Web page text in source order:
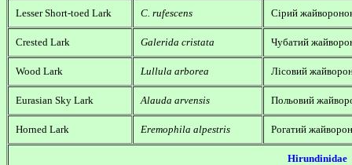
Lesser Short-toed Lark C. rufescens Сірий
Crested Lark Galerida cristata Чубатий
Wood Lark Lullula arborea Лісовий
Eurasian Sky Lark Alauda arvensis Польовий
Horned Lark Eremophila alpestris Рогатий
Hirundinidae